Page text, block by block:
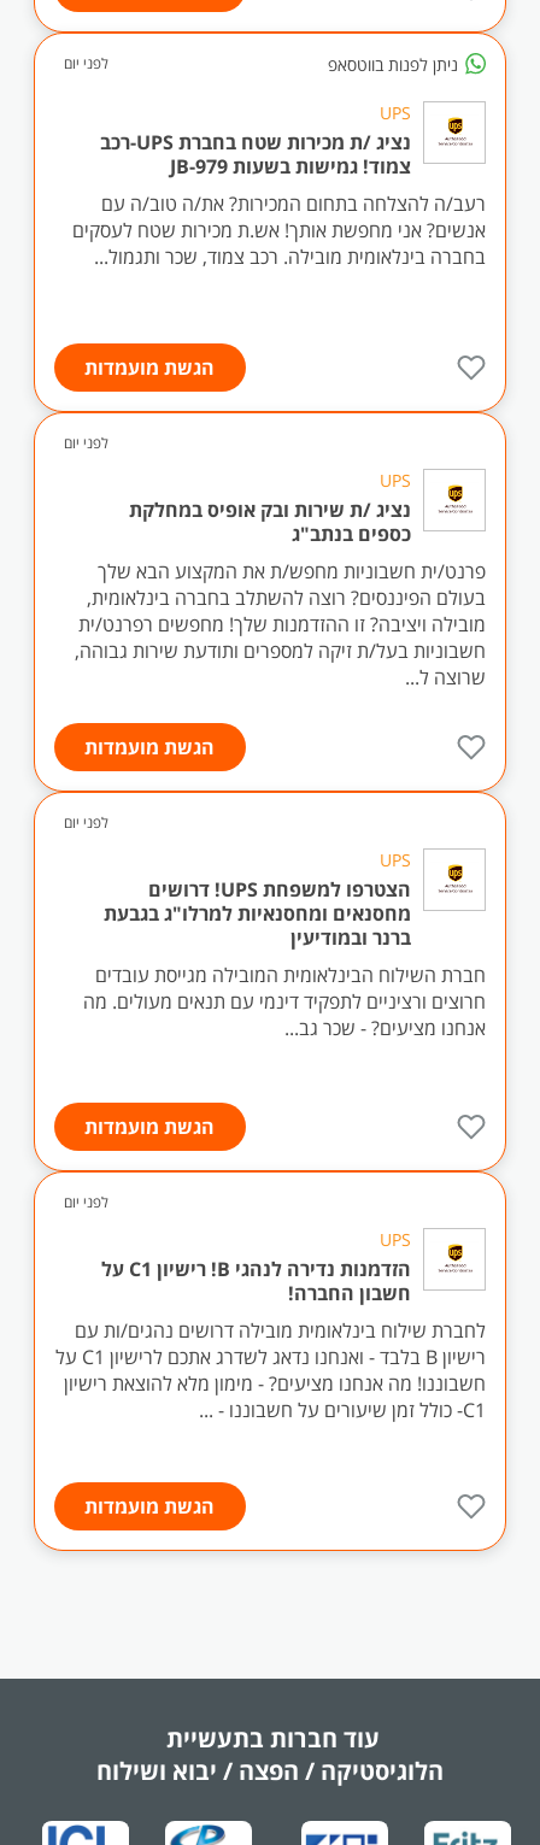
ניתן לפנות בווטסאפ לפני יום
UPS
נציג /ת מכירות שטח בחברת UPS-רכב
צמוד! גמישות בשעות JB-979
רעב/ה להצלחה בתחום המכירות? את/ה טוב/ה עם
אנשים? אני מחפשת אותך! אש.ת מכירות שטח לעסקים
בחברה בינלאומית מובילה. רכב צמוד, שכר ותגמול...
הגשת מועמדות
לפני יום
UPS
נציג /ת שירות ובק אופיס במחלקת
כספים בנתב"ג
פרנט/ית חשבוניות מחפש/ת את המקצוע הבא שלך
בעולם הפיננסים? רוצה להשתלב בחברה בינלאומית,
מובילה ויציבה? זו ההזדמנות שלך! מחפשים רפרנט/ית
חשבוניות בעל/ת זיקה למספרים ותודעת שירות גבוהה,
שרוצה ל...
הגשת מועמדות
לפני יום
UPS
הצטרפו למשפחת UPS! דרושים
מחסנאים ומחסנאיות למרלו"ג בגבעת
ברנר ובמודיעין
חברת השילוח הבינלאומית המובילה מגייסת עובדים
חרוצים ורציניים לתפקיד דינמי עם תנאים מעולים. מה
אנחנו מציעים? - שכר גב...
הגשת מועמדות
לפני יום
UPS
הזדמנות נדירה לנהגי B! רישיון C1 על
חשבון החברה!
לחברת שילוח בינלאומית מובילה דרושים נהגים/ות עם
רישיון B בלבד - ואנחנו נדאג לשדרג אתכם לרישיון C1 על
חשבוננו! מה אנחנו מציעים? - מימון מלא להוצאת רישיון
C1- כולל זמן שיעורים על חשבוננו - ...
הגשת מועמדות
עוד חברות בתעשיית
הלוגיסטיקה / הפצה / יבוא ושילוח